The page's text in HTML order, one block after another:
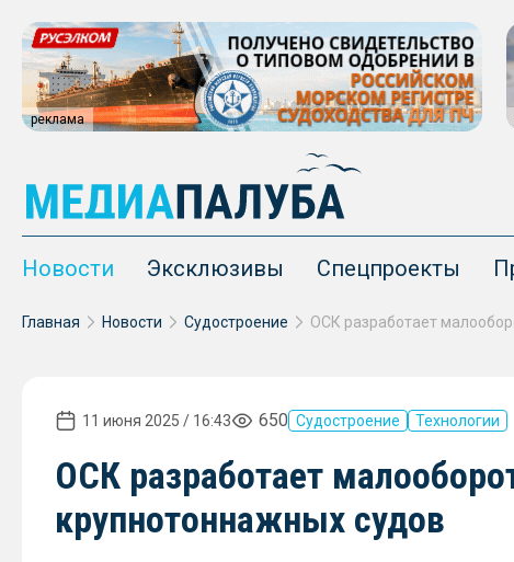
реклама
Новости Эксклюзивы Спецпроекты
Главная Новости Судостроение
11 июня 2025 / 16:43 650 Судостроение Технологии
ОСК разработает
крупнотоннажных судов